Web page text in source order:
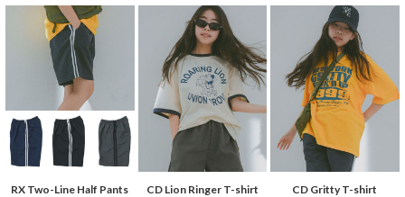
RX Two-Line Half Pants CD Lion Ringer T-shirt CD Gritty T-shirt